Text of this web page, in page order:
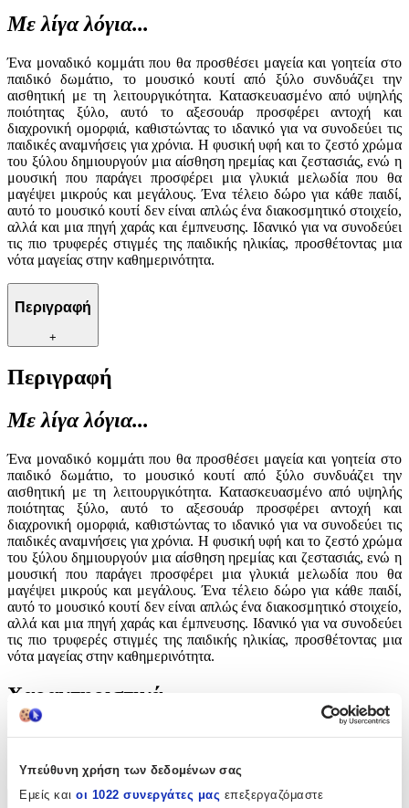
Υπεύθυνη χρήση των δεδομένων σας
Εμείς και οι 1022 συνεργάτες μας επεξεργαζόμαστε
Με λίγα λόγια...
Ένα μοναδικό κομμάτι που θα προσθέσει μαγεία και γοητεία στο
παιδικό δωμάτιο, το μουσικό κουτί από ξύλο συνδυάζει την
αισθητική με τη λειτουργικότητα. Κατασκευασμένο από υψηλής
ποιότητας ξύλο, αυτό το αξεσουάρ προσφέρει αντοχή και
διαχρονική ομορφιά, καθιστώντας το ιδανικό για να συνοδεύει τις
παιδικές αναμνήσεις για χρόνια. Η φυσική υφή και το ζεστό χρώμα
του ξύλου δημιουργούν μια αίσθηση ηρεμίας και ζεστασιάς, ενώ η
μουσική που παράγει προσφέρει μια γλυκιά μελωδία που θα
μαγέψει μικρούς και μεγάλους. Ένα τέλειο δώρο για κάθε παιδί,
αυτό το μουσικό κουτί δεν είναι απλώς ένα διακοσμητικό στοιχείο,
αλλά και μια πηγή χαράς και έμπνευσης. Ιδανικό για να συνοδεύει
τις πιο τρυφερές στιγμές της παιδικής ηλικίας, προσθέτοντας μια
νότα μαγείας στην καθημερινότητα.
Περιγραφή
+
Περιγραφή
Με λίγα λόγια...
Ένα μοναδικό κομμάτι που θα προσθέσει μαγεία και γοητεία στο
παιδικό δωμάτιο, το μουσικό κουτί από ξύλο συνδυάζει την
αισθητική με τη λειτουργικότητα. Κατασκευασμένο από υψηλής
ποιότητας ξύλο, αυτό το αξεσουάρ προσφέρει αντοχή και
διαχρονική ομορφιά, καθιστώντας το ιδανικό για να συνοδεύει τις
παιδικές αναμνήσεις για χρόνια. Η φυσική υφή και το ζεστό χρώμα
του ξύλου δημιουργούν μια αίσθηση ηρεμίας και ζεστασιάς, ενώ η
μουσική που παράγει προσφέρει μια γλυκιά μελωδία που θα
μαγέψει μικρούς και μεγάλους. Ένα τέλειο δώρο για κάθε παιδί,
αυτό το μουσικό κουτί δεν είναι απλώς ένα διακοσμητικό στοιχείο,
αλλά και μια πηγή χαράς και έμπνευσης. Ιδανικό για να συνοδεύει
τις πιο τρυφερές στιγμές της παιδικής ηλικίας, προσθέτοντας μια
νότα μαγείας στην καθημερινότητα.
Χαρακτηριστικά
Υλικό:
Ξύλο